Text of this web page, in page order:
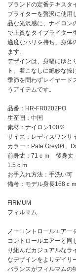
ブランドの定番テキスタ
プライターを贅沢に使用
品な光沢感に、ナイロン
で上質なタイプライター
適度なハリを持ち、身体
ます。
デザインは、身幅にゆと
ト。着こなしに絶妙な抜
季節を問わずレイヤード
うアイテムです。
品番：HR-FR0202PO
生産国：中国
素材：ナイロン100％
サイズ：レディスワンサ
カラー：Pale Grey04、
前身丈：71ｃｍ 後身
1.5ｃｍ
お手入れ方法：手洗い可
備考：モデル身長168ｃ
FIRMUM
フィルマム
ノーコントロールエア
コントロールエアーと同
り組んだカジュアルなラ
なデザインをよりデイリ
バランスがフィルマムの